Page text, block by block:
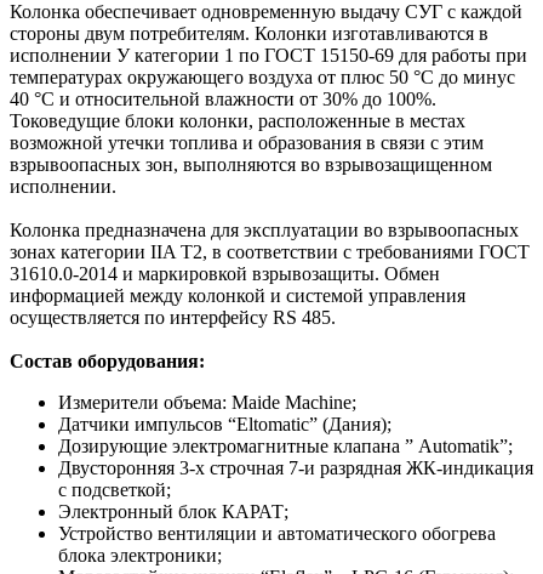
Колонка обеспечивает одновременную выдачу СУГ с каждой
стороны двум потребителям. Колонки изготавливаются в
исполнении У категории 1 по ГОСТ 15150-69 для работы при
температурах окружающего воздуха от плюс 50 °С до минус
40 °С и относительной влажности от 30% до 100%.
Токоведущие блоки колонки, расположенные в местах
возможной утечки топлива и образования в связи с этим
взрывоопасных зон, выполняются во взрывозащищенном
исполнении.
Колонка предназначена для эксплуатации во взрывоопасных
зонах категории IIA T2, в соответствии с требованиями ГОСТ
31610.0-2014 и маркировкой взрывозащиты. Обмен
информацией между колонкой и системой управления
осуществляется по интерфейсу RS 485.
Состав оборудования:
Измерители объема: Maide Machine;
Датчики импульсов “Eltomatic” (Дания);
Дозирующие электромагнитные клапана ” Automatik”;
Двусторонняя 3-х строчная 7-и разрядная ЖК-индикация
с подсветкой;
Электронный блок КАРАТ;
Устройство вентиляции и автоматического обогрева
блока электроники;